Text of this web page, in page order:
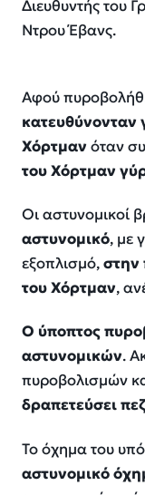
Διευθυντής του
Ντρου Έβανς.
Αφού
κατευθύνονταν
Χόρτμανόταν
του Χόρτμαν
Οι αστυνομικοί
αστυνομικό, με
εξοπλισμό,στην
του Χόρτμαν,
Ο ύποπτος
αστυνομικών.
πυροβολισμών
δραπετεύσει
Το όχημα του
αστυνομικό